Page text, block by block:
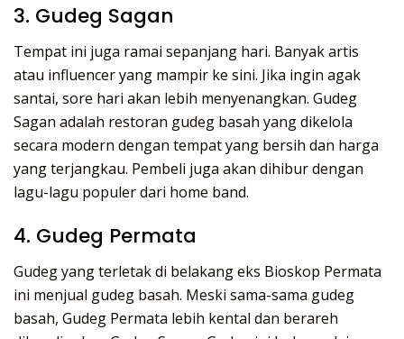
3. Gudeg Sagan
Tempat ini juga ramai sepanjang hari. Banyak artis
atau influencer yang mampir ke sini. Jika ingin agak
santai, sore hari akan lebih menyenangkan. Gudeg
Sagan adalah restoran gudeg basah yang dikelola
secara modern dengan tempat yang bersih dan harga
yang terjangkau. Pembeli juga akan dihibur dengan
lagu-lagu populer dari home band.
4. Gudeg Permata
Gudeg yang terletak di belakang eks Bioskop Permata
ini menjual gudeg basah. Meski sama-sama gudeg
basah, Gudeg Permata lebih kental dan berareh